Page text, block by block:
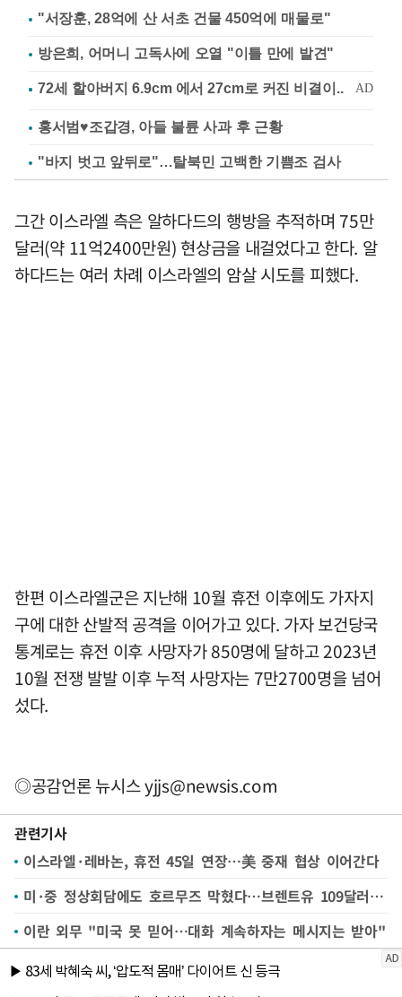
"서장훈, 28억에 산 서초 건물 450억에 매물로"
방은희, 어머니 고독사에 오열 "이틀 만에 발견"
홍서범♥조갑경, 아들 불륜 사과 후 근황
"바지 벗고 앞뒤로"…탈북민 고백한 기쁨조 검사
그간 이스라엘 측은 알하다드의 행방을 추적하며 75만
달러(약 11억2400만원) 현상금을 내걸었다고 한다. 알
하다드는 여러 차례 이스라엘의 암살 시도를 피했다.
한편 이스라엘군은 지난해 10월 휴전 이후에도 가자지
구에 대한 산발적 공격을 이어가고 있다. 가자 보건당국
통계로는 휴전 이후 사망자가 850명에 달하고 2023년
10월 전쟁 발발 이후 누적 사망자는 7만2700명을 넘어
섰다.
◎공감언론 뉴시스yjjs@newsis.com
관련기사
이스라엘·레바논, 휴전 45일 연장…美 중재 협상 이어간다
미·중 정상회담에도 호르무즈 막혔다…브렌트유 109달러 돌파
이란 외무 "미국 못 믿어…대화 계속하자는 메시지는 받아"